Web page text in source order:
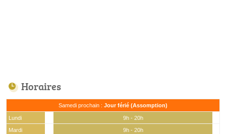
Horaires
Samedi prochain : Jour férié (Assomption)
Lundi
9h - 20h
Mardi
9h - 20h